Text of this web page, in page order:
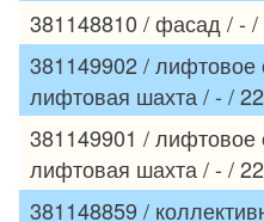
381148810 / фасад / - /
381149902 / лифтовое
лифтовая шахта / - /
381149901 / лифтовое
лифтовая шахта / - /
381148859 /